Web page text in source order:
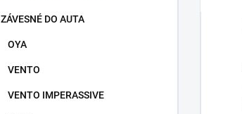
ZÁVESNÉ DO AUTA
OYA
VENTO
VENTO IMPERASSIVE